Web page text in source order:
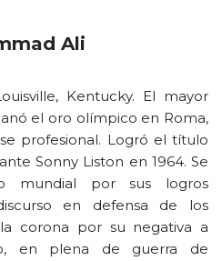
Ali
Kentucky. El mayor
el oro olímpico en Roma,
profesional. Logró el título
Sonny Liston en 1964. Se
mundial por sus logros
en defensa de los
corona por su negativa a
en plena de guerra de